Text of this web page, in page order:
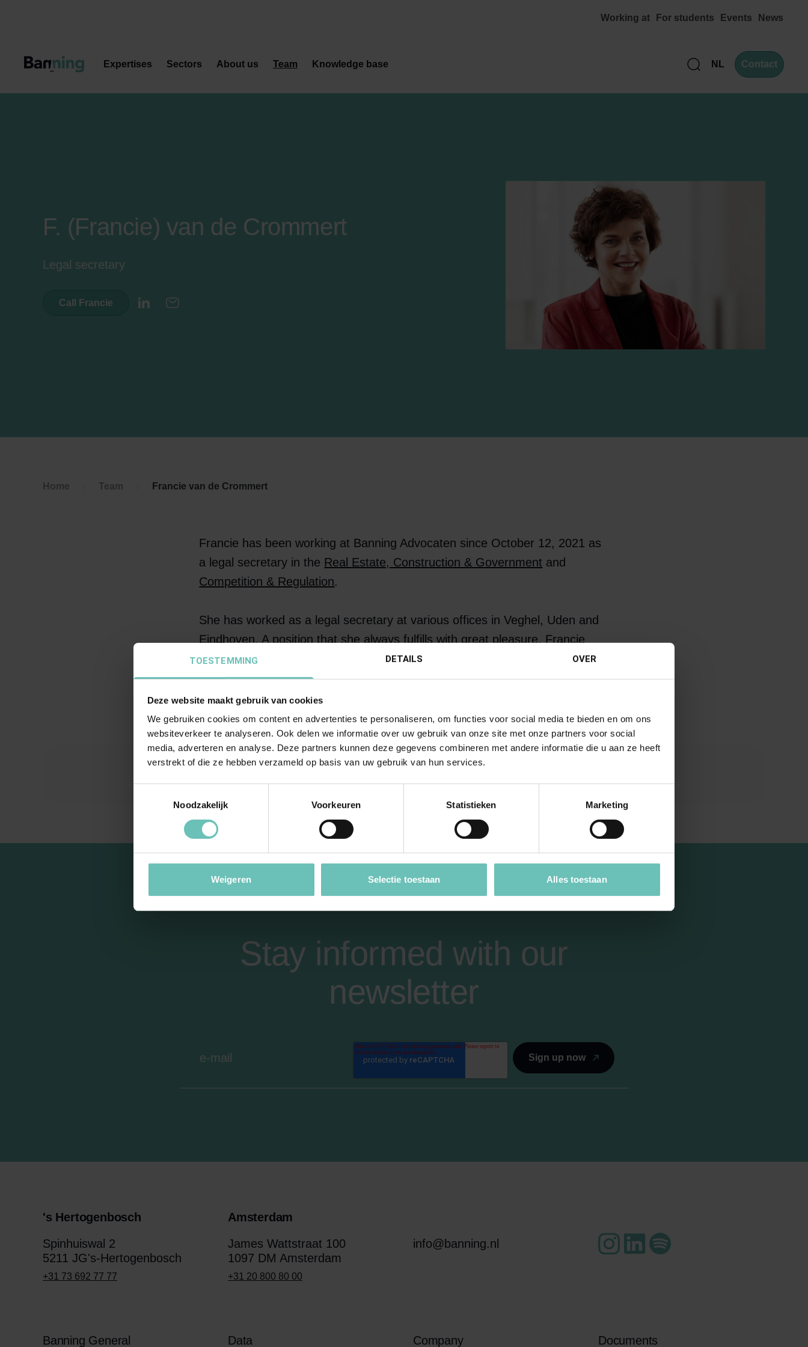
TOESTEMMING DETAILS OVER
Deze website maakt gebruik van cookies
We gebruiken cookies om content en advertenties te personaliseren, om functies voor social media te bieden en om ons
websiteverkeer te analyseren. Ook delen we informatie over uw gebruik van onze site met onze partners voor social
media, adverteren en analyse. Deze partners kunnen deze gegevens combineren met andere informatie die u aan ze heeft
verstrekt of die ze hebben verzameld op basis van uw gebruik van hun services.
Noodzakelijk
Voorkeuren Statistieken Marketing
Weigeren Selectie toestaan Alles toestaan
Working at For students Events News
ZoekNL Contact
Expertises Sectors About us Team Knowledge base
F. (Francie) van de Crommert
Legal secretary
Call Francie
LinkedInE-mail
Home Team Francie van de Crommert
Francie has been working at Banning Advocaten since October 12, 2021 as
a legal secretary in the Real Estate, Construction & Government and
Competition & Regulation.
She has worked as a legal secretary at various offices in Veghel, Uden and
Eindhoven. A position that she always fulfills with great pleasure. Francie
loves the hustle and bustle of a law firm. For that reason, after making a few
forays into the business world, she has always returned to the legal
profession.
“Talk to each other, not about each other”
Stay informed with our
newsletter
's Hertogenbosch
Spinhuiswal 2
5211 JG's-Hertogenbosch
+31 73 692 77 77
Amsterdam
James Wattstraat 100
1097 DM Amsterdam
+31 20 800 80 00
info@banning.nl
Banning General Data Company Documents